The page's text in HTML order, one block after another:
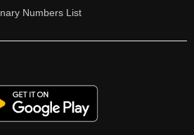
Numbers List